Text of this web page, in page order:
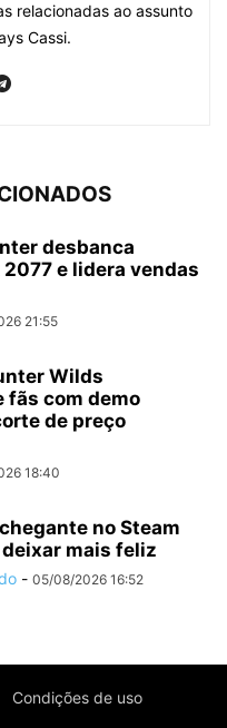
relacionadas ao assunto
Cassi.
desbanca
e lidera vendas
21:55
Wilds
fãs com demo
de preço
18:40
no Steam
mais feliz
- 05/08/2026 16:52
Condições de uso